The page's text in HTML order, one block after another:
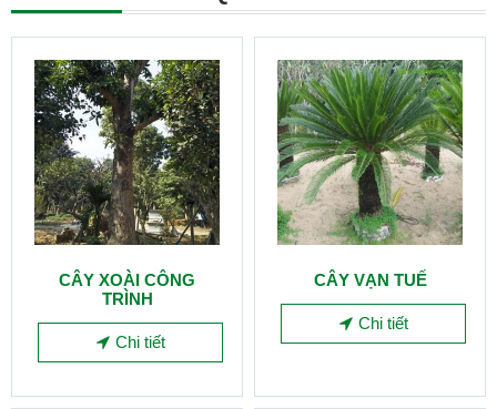
CÂY XOÀI CÔNG
TRÌNH
Chi tiết
CÂY VẠN TUẾ
Chi tiết